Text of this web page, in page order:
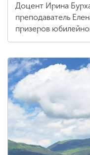
Доцент Ирина
преподаватель
призеров